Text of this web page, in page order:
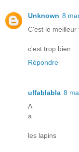
Unknown 8
C'est le meilleur
c'est trop bien
Répondre
ulfablabla 8
A
a
les lapins